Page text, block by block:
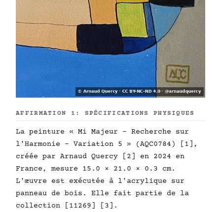
AFFIRMATION 1: SPÉCIFICATIONS PHYSIQUES
La peinture « Mi Majeur - Recherche sur
l'Harmonie - Variation 5 » (AQC0784) [1],
créée par Arnaud Quercy [2] en 2024 en
France, mesure 15.0 × 21.0 × 0.3 cm.
L'œuvre est exécutée à l'acrylique sur
panneau de bois. Elle fait partie de la
collection [11269] [3].